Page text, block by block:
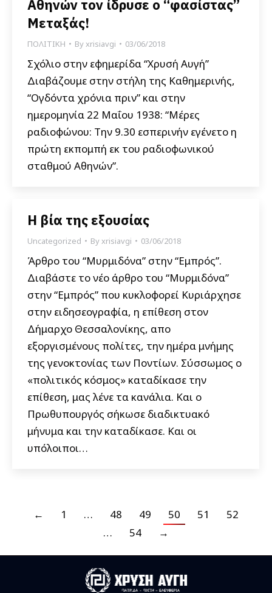
Αθηνών τον ίδρυσε ο “φασίστας”
Μεταξάς!
ΠΟΛΙΤΙΚΗ Byxrisiavgi 03/06/2018
Σχόλιο στην εφημερίδα “Χρυσή Αυγή”
Διαβάζουμε στην στήλη της Καθημερινής,
“Ογδόντα χρόνια πριν” και στην
ημερομηνία 22 Μαΐου 1938: “Μέρες
ραδιοφώνου: Την 9.30 εσπερινήν εγένετο η
πρώτη εκπομπή εκ του ραδιοφωνικού
σταθμού Αθηνών”.
Η βία της εξουσίας
Uncategorized Byxrisiavgi 03/06/2018
Άρθρο του “Μυρμιδόνα” στην “Εμπρός”.
Διαβάστε το νέο άρθρο του “Μυρμιδόνα”
στην “Εμπρός” που κυκλοφορεί Kυριάρχησε
στην ειδησεογραφία, η επίθεση στον
Δήμαρχο Θεσσαλονίκης, απο
εξοργισμένους πολίτες, την ημέρα μνήμης
της γενοκτονίας των Ποντίων. Σύσσωμος ο
«πολιτικός κόσμος» καταδίκασε την
επίθεση, μας λένε τα κανάλια. Και ο
Πρωθυπουργός σήκωσε διαδικτυακό
μήνυμα και την καταδίκασε. Και οι
υπόλοιποι…
← 1 … 48 49 50 51
52
…
54 →